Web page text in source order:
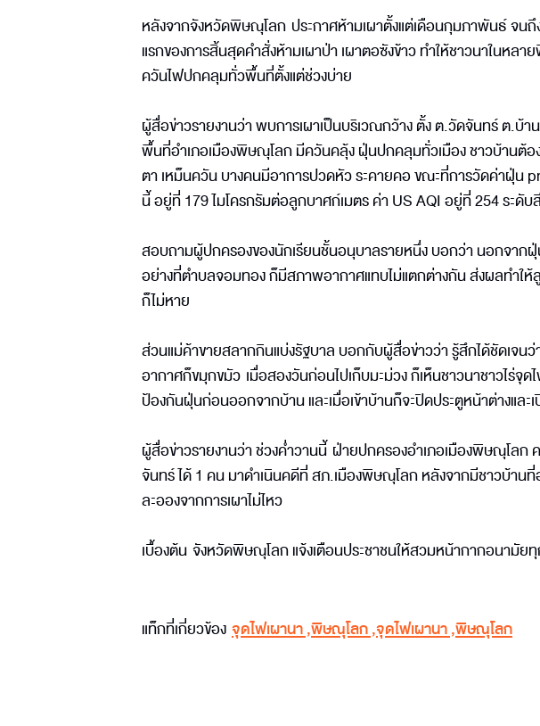
หลังจากจังหวัดพิษณุโลก ประกาศห้ามเผาตั้งแต่เดือนกุมภาพันธ์ จน
แรกของการสิ้นสุดคำสั่งห้ามเผาป่า เผาตอซังข้าว ทำให้ชาวนาในหล
ควันไฟปกคลุมทั่วพื้นที่ตั้งแต่ช่วงบ่าย
ผู้สื่อข่าวรายงานว่า พบการเผาเป็นบริเวณกว้าง ตั้ง ต.วัดจันทร์ ต.
พื้นที่อำเภอเมืองพิษณุโลก มีควันคลุ้ง ฝุ่นปกคลุมทั่วเมือง ชาวบ้านต้
ตา เหม็นควัน บางคนมีอาการปวดหัว ระคายคอ ขณะที่การวัดค่าฝุ่น
นี้ อยู่ที่ 179 ไมโครกรัมต่อลูกบาศก์เมตร ค่า US AQI อยู่ที่ 254 ระดั
สอบถามผู้ปกครองของนักเรียนชั้นอนุบาลรายหนึ่ง บอกว่า นอกจาก
อย่างที่ตำบลจอมทอง ก็มีสภาพอากาศแทบไม่แตกต่างกัน ส่งผลทำให้
ก็ไม่หาย
ส่วนแม่ค้าขายสลากกินแบ่งรัฐบาล บอกกับผู้สื่อข่าวว่า รู้สึกได้ชัดเจน
อากาศก็ขมุกขมัว เมื่อสองวันก่อนไปเก็บมะม่วง ก็เห็นชาวนาชาวไร่
ป้องกันฝุ่นก่อนออกจากบ้าน และเมื่อเข้าบ้านก็จะปิดประตูหน้าต่างและ
ผู้สื่อข่าวรายงานว่า ช่วงค่ำวานนี้ ฝ่ายปกครองอำเภอเมืองพิษณุโล
จันทร์ ได้ 1 คน มาดำเนินคดีที่ สภ.เมืองพิษณุโลก หลังจากมีชาวบ้านที่
ละอองจากการเผาไม่ไหว
เบื้องต้น จังหวัดพิษณุโลก แจ้งเตือนประชาชนให้สวมหน้ากากอนามัย
แท็กที่เกี่ยวข้อง จุดไฟเผานา,พิษณุโลก,จุดไฟเผานา,พิษณุโลก